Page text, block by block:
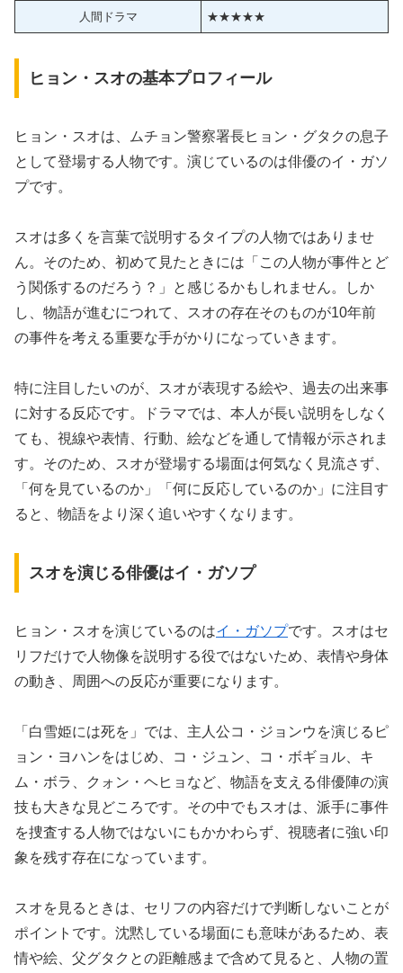
人間ドラマ ★★★★★
ヒョン・スオの基本プロフィール
ヒョン・スオは、ムチョン警察署長ヒョン・グタクの息子
として登場する人物です。演じているのは俳優のイ・ガソ
プです。
スオは多くを言葉で説明するタイプの人物ではありませ
ん。そのため、初めて見たときには「この人物が事件とど
う関係するのだろう？」と感じるかもしれません。しか
し、物語が進むにつれて、スオの存在そのものが10年前
の事件を考える重要な手がかりになっていきます。
特に注目したいのが、スオが表現する絵や、過去の出来事
に対する反応です。ドラマでは、本人が長い説明をしなく
ても、視線や表情、行動、絵などを通して情報が示されま
す。そのため、スオが登場する場面は何気なく見流さず、
「何を見ているのか」「何に反応しているのか」に注目す
ると、物語をより深く追いやすくなります。
スオを演じる俳優はイ・ガソプ
ヒョン・スオを演じているのはイ・ガソプです。スオはセ
リフだけで人物像を説明する役ではないため、表情や身体
の動き、周囲への反応が重要になります。
「白雪姫には死を」では、主人公コ・ジョンウを演じるピ
ョン・ヨハンをはじめ、コ・ジュン、コ・ボギョル、キ
ム・ボラ、クォン・ヘヒョなど、物語を支える俳優陣の演
技も大きな見どころです。その中でもスオは、派手に事件
を捜査する人物ではないにもかかわらず、視聴者に強い印
象を残す存在になっています。
スオを見るときは、セリフの内容だけで判断しないことが
ポイントです。沈黙している場面にも意味があるため、表
情や絵、父グタクとの距離感まで含めて見ると、人物の置